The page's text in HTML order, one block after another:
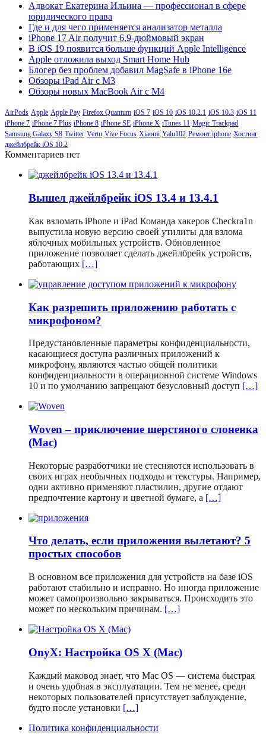
Адвокат Екатерина Ильина — профессионал в сфере
юридического права
Где и для чего применяется анализатор металла
iPhone 17 Air получит 6,9-дюймовый экран
В iOS 19 появится больше функций Apple Intelligence
Apple отложила выход Smart Home Hub
Блогер без проблем добавил MagSafe в iPhone 16e
Обзоры iPad Air с M3
Обзоры новых MacBook Air с M4
AirPods Apple Apple Pay Firefox Quantum iOS 7 iOS 10 iOS 10.2.1 iOS 10.3 iOS 11
iPhone 7 iPhone 7 Plus iPhone 8 iPhone SE iPhone X iTunes 11 Magic Trackpad
Samsung Galaxy S8 Twitter Vertu Vive Focus Xiaomi Yalu102 Ремонт iphone Хостинг
джейлбрейк iOS 10.2
Комментариев нет
Вышел джейлбрейк iOS 13.4 и 13.4.1
Как взломать iPhone и iPad Команда хакеров Checkra1n
выпустила новую версию своей утилиты для взлома
яблочных мобильных устройств. Обновленное
приложение позволяет сделать джейлбрейк устройств,
работающих […]
Как разрешить приложению работать с
микрофоном?
Предустановленные параметры конфиденциальности,
касающиеся доступа различных приложений к
микрофону, являются частью общей политики
конфиденциальности в операционной системе Windows
10 и по умолчанию запрещают безусловный доступ […]
Woven – приключение шерстяного слоненка
(Mac)
Некоторые разработчики не стесняются использовать в
своих играх необычных подходы и текстуры. Например,
одни активно применяют пластилин, другие отдают
предпочтение картону и цветной бумаге, а […]
Что делать, если приложения вылетают? 5
простых способов
В основном все приложения для устройств на базе iOS
работают стабильно и исправно. Но иногда приложение
может самопроизвольно закрываться. Происходить это
может по нескольким причинам. […]
OnyX: Настройка OS X (Mac)
Каждый маковод знает, что Mac OS — система быстрая
и очень удобная в эксплуатации. Тем не менее, среди
некоторых пользователей присутствует заблуждение,
будто после установки […]
Политика конфиденциальности